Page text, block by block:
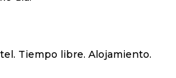
Tiempo libre. Alojamiento.